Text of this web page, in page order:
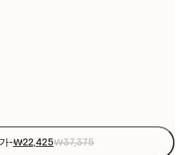
-₩22,425₩37,375